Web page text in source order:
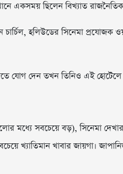
একসময় ছিলেন বিখ্যাত রাজনৈতিক
চার্চিল, হলিউডের সিনেমা
যোগ দেন তখন তিনিও এই হোটেলে
মধ্যে সবচেয়ে বড়), সিনেমা
খ্যাতিমান খাবার জায়গা।